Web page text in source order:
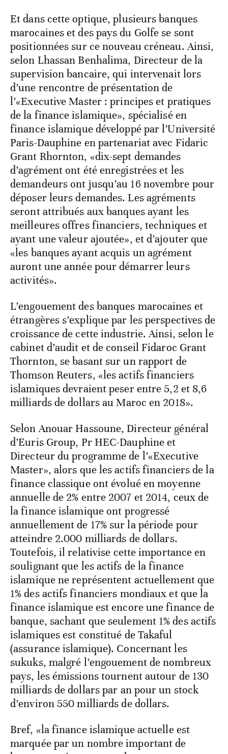
Et dans cette optique, plusieurs banques
marocaines et des pays du Golfe se sont
positionnées sur ce nouveau créneau. Ainsi,
selon Lhassan Benhalima, Directeur de la
supervision bancaire, qui intervenait lors
d’une rencontre de présentation de
l’«Executive Master : principes et pratiques
de la finance islamique», spécialisé en
finance islamique développé par l’Université
Paris-Dauphine en partenariat avec Fidaric
Grant Rhornton, «dix-sept demandes
d’agrément ont été enregistrées et les
demandeurs ont jusqu’au 16 novembre pour
déposer leurs demandes. Les agréments
seront attribués aux banques ayant les
meilleures offres financiers, techniques et
ayant une valeur ajoutée», et d’ajouter que
«les banques ayant acquis un agrément
auront une année pour démarrer leurs
activités».
L’engouement des banques marocaines et
étrangères s’explique par les perspectives de
croissance de cette industrie. Ainsi, selon le
cabinet d’audit et de conseil Fidaroc Grant
Thornton, se basant sur un rapport de
Thomson Reuters, «les actifs financiers
islamiques devraient peser entre 5,2 et 8,6
milliards de dollars au Maroc en 2018».
Selon Anouar Hassoune, Directeur général
d’Euris Group, Pr HEC-Dauphine et
Directeur du programme de l’«Executive
Master», alors que les actifs financiers de la
finance classique ont évolué en moyenne
annuelle de 2% entre 2007 et 2014, ceux de
la finance islamique ont progressé
annuellement de 17% sur la période pour
atteindre 2.000 milliards de dollars.
Toutefois, il relativise cette importance en
soulignant que les actifs de la finance
islamique ne représentent actuellement que
1% des actifs financiers mondiaux et que la
finance islamique est encore une finance de
banque, sachant que seulement 1% des actifs
islamiques est constitué de Takaful
(assurance islamique). Concernant les
sukuks, malgré l’engouement de nombreux
pays, les émissions tournent autour de 130
milliards de dollars par an pour un stock
d’environ 550 milliards de dollars.
Bref, «la finance islamique actuelle est
marquée par un nombre important de